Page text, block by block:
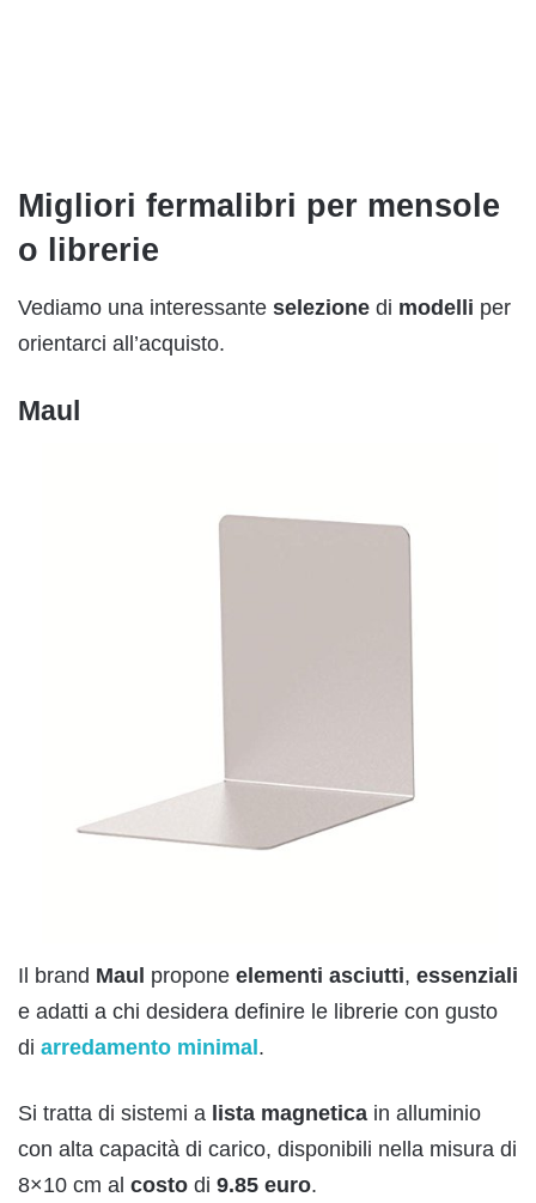
Migliori fermalibri per mensole
o librerie
Vediamo una interessante selezione di modelli per
orientarci all’acquisto.
Maul
Il brand Maul propone elementi asciutti, essenziali
e adatti a chi desidera definire le librerie con gusto
di arredamento minimal.
Si tratta di sistemi a lista magnetica in alluminio
con alta capacità di carico, disponibili nella misura di
8×10 cm al costo di 9.85 euro.